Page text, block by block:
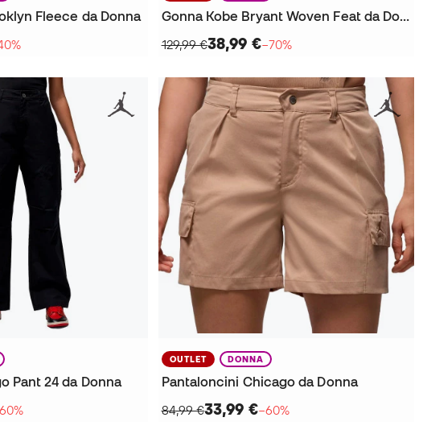
Fleece da Donna
Gonna Kobe Bryant Woven Feat da Donna
129,99 €38,99 €−70%
Pant 24 da Donna
OUTLET DONNA
Pantaloncini Chicago da Donna
84,99 €33,99 €−60%